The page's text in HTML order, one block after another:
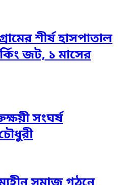
শীর্ষ হাসপাতাল
জট, ১ মাসের
সংঘর্ষ